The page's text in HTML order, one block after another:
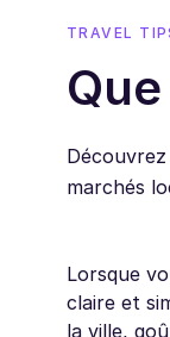
TRAVEL
marchés
Lorsque
claire et
la ville,